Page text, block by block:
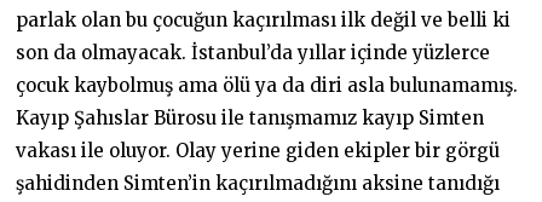
parlak olan bu çocuğun kaçırılması ilk değil ve belli ki
son da olmayacak. İstanbul’da yıllar içinde yüzlerce
çocuk kaybolmuş ama ölü ya da diri asla bulunamamış.
Kayıp Şahıslar Bürosu ile tanışmamız kayıp Simten
vakası ile oluyor. Olay yerine giden ekipler bir görgü
şahidinden Simten’in kaçırılmadığını aksine tanıdığı